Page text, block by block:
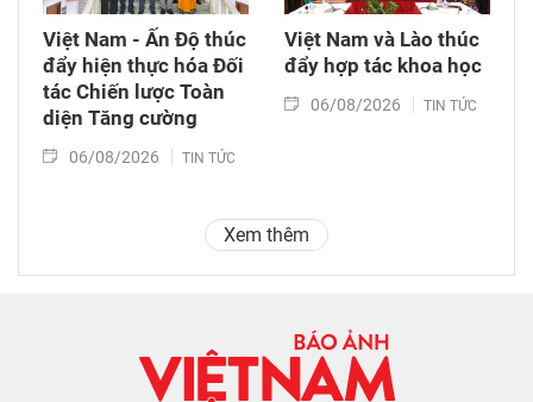
Việt Nam - Ấn Độ thúc
đẩy hiện thực hóa Đối
tác Chiến lược Toàn
diện Tăng cường
06/08/2026 TIN TỨC
Việt Nam và Lào thúc
đẩy hợp tác khoa học
06/08/2026 TIN TỨC
Xem thêm